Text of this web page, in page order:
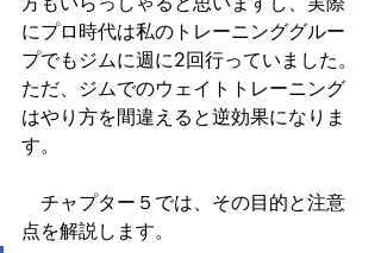
にプロ時代は私のトレーニンググルー
プでもジムに週に2回行っていました。
ただ、ジムでのウェイトトレーニング
はやり方を間違えると逆効果になりま
す。
チャプター５では、その目的と注意
点を解説します。